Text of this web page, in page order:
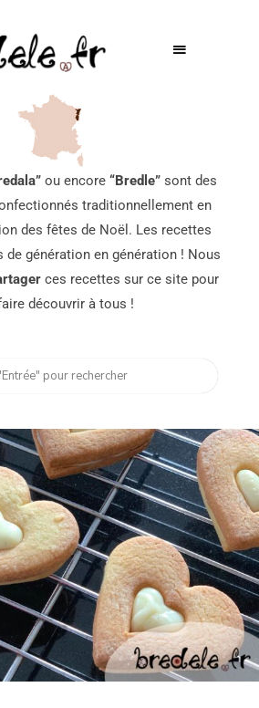
ou encore “Bredle” sont des
traditionnellement en
des fêtes de Noël. Les recettes
génération en génération ! Nous
ces recettes sur ce site pour
découvrir à tous !